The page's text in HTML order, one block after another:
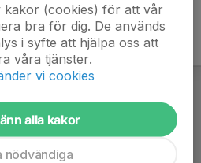
kakor (cookies) för att vår
bra för dig. De används
i syfte att hjälpa oss att
våra tjänster.
vi cookies
alla kakor
nödvändiga